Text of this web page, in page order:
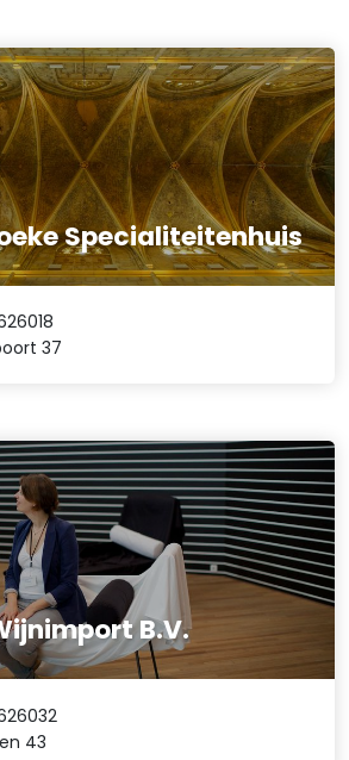
Specialiteitenhuis
37
B.V.
43